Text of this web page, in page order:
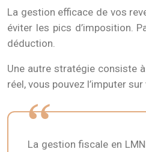
La gestion efficace de vos
éviter les pics d’imposition.
déduction.
Une autre stratégie consiste
réel, vous pouvez l’imputer
La gestion fiscale en